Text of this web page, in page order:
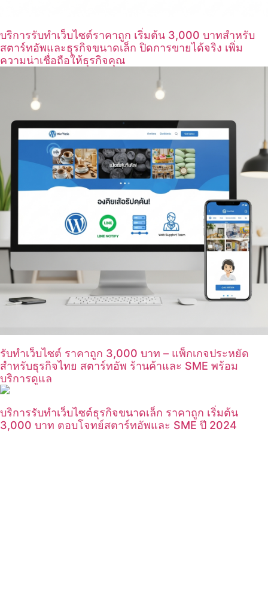
บริการรับทำเว็บไซต์ราคาถูก เริ่มต้น 3,000 บาทสำหรับ
สตาร์ทอัพและธุรกิจขนาดเล็ก ปิดการขายได้จริง เพิ่ม
ความน่าเชื่อถือให้ธุรกิจคุณ
รับทำเว็บไซต์ ราคาถูก 3,000 บาท – แพ็กเกจประหยัด
สำหรับธุรกิจไทย สตาร์ทอัพ ร้านค้าและ SME พร้อม
บริการดูแล
บริการรับทำเว็บไซต์ธุรกิจขนาดเล็ก ราคาถูก เริ่มต้น
3,000 บาท ตอบโจทย์สตาร์ทอัพและ SME ปี 2024